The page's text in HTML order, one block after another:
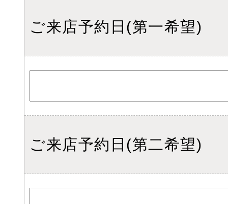
ご来店予約日(第一希望)
ご来店予約日(第二希望)